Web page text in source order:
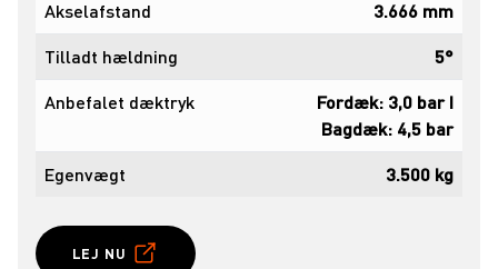
Akselafstand
3.666 mm
Tilladt hældning
5°
Anbefalet dæktryk
Fordæk: 3,0 bar I
Bagdæk: 4,5 bar
Egenvægt
3.500 kg
LEJ NU